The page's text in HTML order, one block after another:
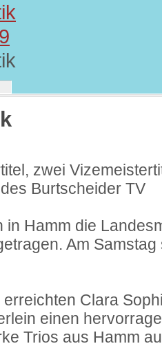
zwei
Burtscheider TV
in Hamm die
Am
Clara
einen
Trios aus Hamm